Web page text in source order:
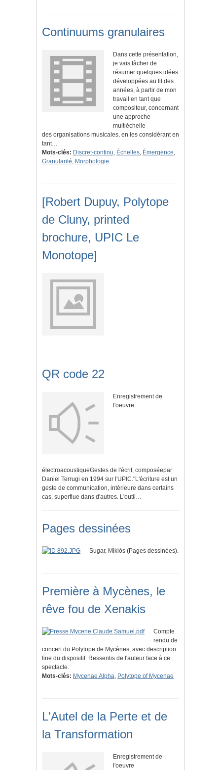
Continuums granulaires
Dans cette présentation,
je vais tâcher de
résumer quelques idées
développées au fil des
années, à partir de mon
travail en tant que
compositeur, concernant
une approche
multiéchelle
des organisations musicales, en les considérant en
tant…
Mots-clés: Discret-continu, Échelles, Émergence,
Granularité, Morphologie
[Robert Dupuy, Polytope
de Cluny, printed
brochure, UPIC Le
Monotope]
QR code 22
Enregistrement de
l'oeuvre
électroacoustiqueGestes de l'écrit, composéepar
Daniel Terrugi en 1994 sur l'UPIC."L'écriture est un
geste de communication, intérieure dans certains
cas, superflue dans d'autres. L'outil…
Pages dessinées
Sugar, Miklós (Pages dessinées).
Première à Mycènes, le
rêve fou de Xenakis
Compte
rendu de
concert du Polytope de Mycènes, avec description
fine du dispositif. Ressentis de l'auteur face à ce
spectacle.
Mots-clés: Mycenae Alpha, Polytope of Mycenae
L'Autel de la Perte et de
la Transformation
Enregistrement de
l'oeuvre